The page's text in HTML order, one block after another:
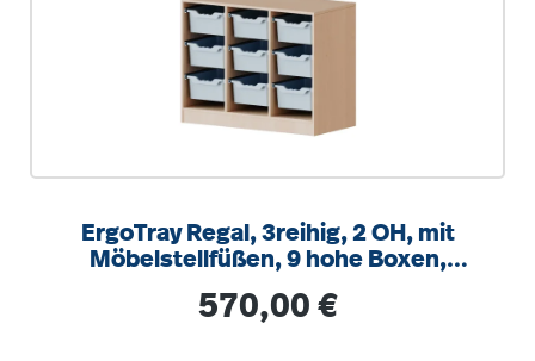
ErgoTray Regal, 3reihig, 2 OH, mit
Möbelstellfüßen, 9 hohe Boxen,
Regulärer Preis:
570,00 €